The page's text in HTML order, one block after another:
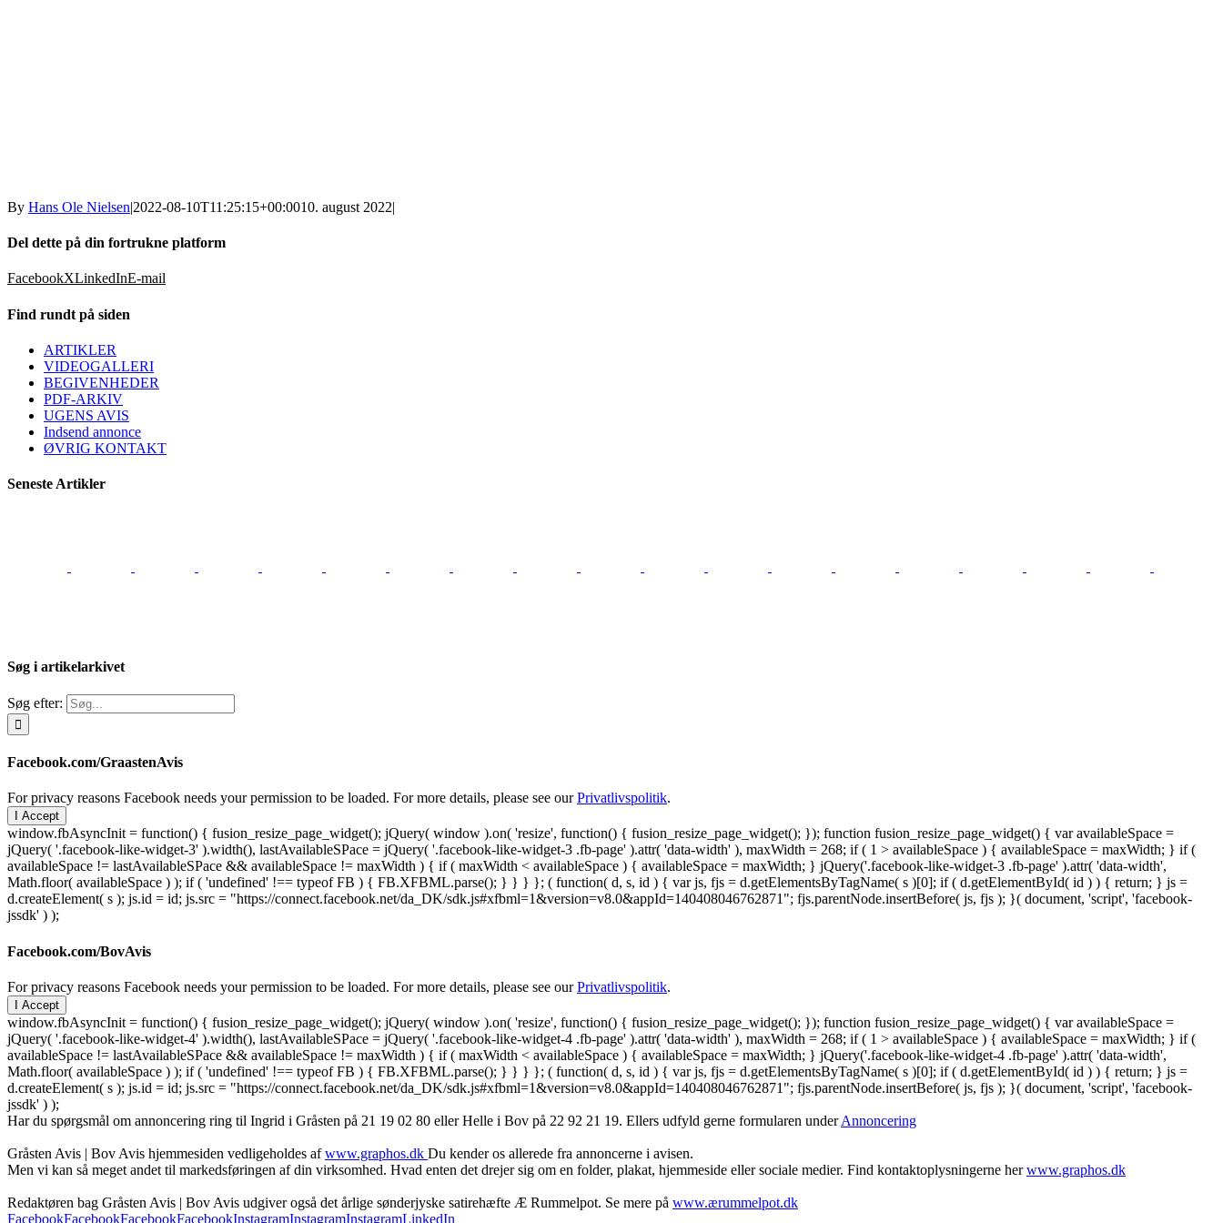
By Hans Ole Nielsen|2022-08-10T11:25:15+00:0010. august 2022|
Del dette på din fortrukne platform
FacebookXLinkedInE-mail
Find rundt på siden
ARTIKLER
VIDEOGALLERI
BEGIVENHEDER
PDF-ARKIV
UGENS AVIS
Indsend annonce
ØVRIG KONTAKT
Seneste Artikler
Søg i artikelarkivet
Søg efter:
Facebook.com/GraastenAvis
For privacy reasons Facebook needs your permission to be loaded. For more details, please see ourPrivatlivspolitik.
I Accept
window.fbAsyncInit = function() { fusion_resize_page_widget(); jQuery( window ).on( 'resize', function() { fusion_resize_page_widget(); }); function fusion_resize_page_widget() { var availableSpace =
jQuery( '.facebook-like-widget-3' ).width(), lastAvailableSPace = jQuery( '.facebook-like-widget-3 .fb-page' ).attr( 'data-width' ), maxWidth = 268; if ( 1 > availableSpace ) { availableSpace = maxWidth; } if (
availableSpace != lastAvailableSPace && availableSpace != maxWidth ) { if ( maxWidth < availableSpace ) { availableSpace = maxWidth; } jQuery('.facebook-like-widget-3 .fb-page' ).attr( 'data-width',
Math.floor( availableSpace ) ); if ( 'undefined' !== typeof FB ) { FB.XFBML.parse(); } } } }; ( function( d, s, id ) { var js, fjs = d.getElementsByTagName( s )[0]; if ( d.getElementById( id ) ) { return; } js =
d.createElement( s ); js.id = id; js.src = "https://connect.facebook.net/da_DK/sdk.js#xfbml=1&version=v8.0&appId=140408046762871"; fjs.parentNode.insertBefore( js, fjs ); }( document, 'script', 'facebook-
jssdk' ) );
Facebook.com/BovAvis
For privacy reasons Facebook needs your permission to be loaded. For more details, please see ourPrivatlivspolitik.
I Accept
window.fbAsyncInit = function() { fusion_resize_page_widget(); jQuery( window ).on( 'resize', function() { fusion_resize_page_widget(); }); function fusion_resize_page_widget() { var availableSpace =
jQuery( '.facebook-like-widget-4' ).width(), lastAvailableSPace = jQuery( '.facebook-like-widget-4 .fb-page' ).attr( 'data-width' ), maxWidth = 268; if ( 1 > availableSpace ) { availableSpace = maxWidth; } if (
availableSpace != lastAvailableSPace && availableSpace != maxWidth ) { if ( maxWidth < availableSpace ) { availableSpace = maxWidth; } jQuery('.facebook-like-widget-4 .fb-page' ).attr( 'data-width',
Math.floor( availableSpace ) ); if ( 'undefined' !== typeof FB ) { FB.XFBML.parse(); } } } }; ( function( d, s, id ) { var js, fjs = d.getElementsByTagName( s )[0]; if ( d.getElementById( id ) ) { return; } js =
d.createElement( s ); js.id = id; js.src = "https://connect.facebook.net/da_DK/sdk.js#xfbml=1&version=v8.0&appId=140408046762871"; fjs.parentNode.insertBefore( js, fjs ); }( document, 'script', 'facebook-
jssdk' ) );
Har du spørgsmål om annoncering ring til Ingrid i Gråsten på 21 19 02 80 ‬eller Helle i Bov på 22 92 21 19‬. Ellers udfyld gerne formularen underAnnoncering
Gråsten Avis | Bov Avis hjemmesiden vedligeholdes afwww.graphos.dk Du kender os allerede fra annoncerne i avisen.
Men vi kan så meget andet til markedsføringen af din virksomhed. Hvad enten det drejer sig om en folder, plakat, hjemmeside eller sociale medier. Find kontaktoplysningerne herwww.graphos.dk
Redaktøren bag Gråsten Avis | Bov Avis udgiver også det årlige sønderjyske satirehæfte Æ Rummelpot. Se mere på www.ærummelpot.dk
FacebookFacebookFacebookFacebookInstagramInstagramInstagramLinkedIn